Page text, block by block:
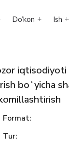
Do’kon Ish
boʻyicha
Format:
Tur: